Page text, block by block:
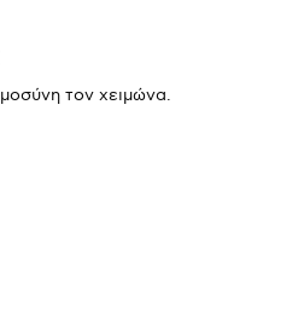
τον χειμώνα.